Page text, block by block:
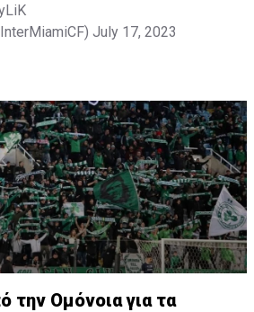
July 17, 2023
την Ομόνοια για τα